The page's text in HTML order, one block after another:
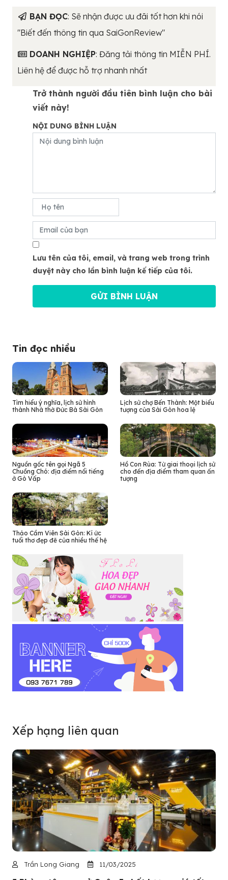
BẠN ĐỌC: Sẽ nhận được ưu đãi tốt hơn khi nói
"Biết đến thông tin qua SaiGonReview"
DOANH NGHIỆP: Đăng tải thông tin MIỄN PHÍ.
Liên hệ để được hỗ trợ nhanh nhất
Trở thành người đầu tiên bình luận cho bài
viết này!
NỘI DUNG BÌNH LUẬN
Lưu tên của tôi, email, và trang web trong trình
duyệt này cho lần bình luận kế tiếp của tôi.
Tin đọc nhiều
Tìm hiểu ý nghĩa, lịch sử hình
thành Nhà thờ Đức Bà Sài Gòn
Lịch sử chợ Bến Thành: Một biểu
tượng của Sài Gòn hoa lệ
Nguồn gốc tên gọi Ngã 5
Chuồng Chó: địa điểm nổi tiếng
ở Gò Vấp
Hồ Con Rùa: Từ giai thoại lịch sử
cho đến địa điểm tham quan ấn
tượng
Thảo Cầm Viên Sài Gòn: Kí ức
tuổi thơ đẹp đẽ của nhiều thế hệ
Xếp hạng liên quan
Trần Long Giang 11/03/2025